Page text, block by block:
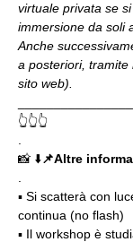
virtuale privata se
immersione da soli
Anche
a posteriori,
sito web).
👆👆👆
📸 ⬇️📌Altre
▪️ Si scatterà con
continua (no flash)
▪️ Il workshop è